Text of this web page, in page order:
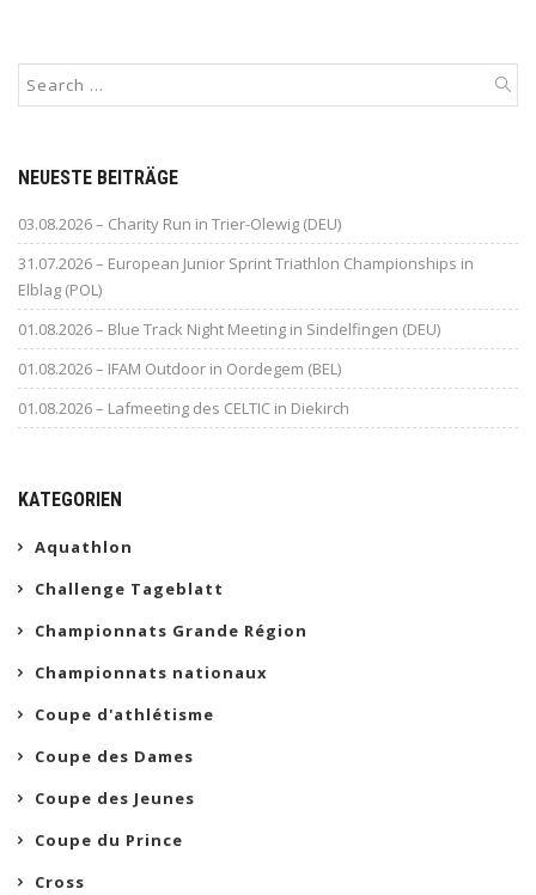
NEUESTE BEITRÄGE
03.08.2026 – Charity Run in Trier-Olewig (DEU)
31.07.2026 – European Junior Sprint Triathlon Championships in
Elblag (POL)
01.08.2026 – Blue Track Night Meeting in Sindelfingen (DEU)
01.08.2026 – IFAM Outdoor in Oordegem (BEL)
01.08.2026 – Lafmeeting des CELTIC in Diekirch
KATEGORIEN
Aquathlon
Challenge Tageblatt
Championnats Grande Région
Championnats nationaux
Coupe d'athlétisme
Coupe des Dames
Coupe des Jeunes
Coupe du Prince
Cross